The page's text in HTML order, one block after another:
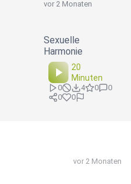
vor 2 Monaten
Sexuelle
Harmonie
20
Minuten
0 4 0
0
0
0
vor 2 Monaten